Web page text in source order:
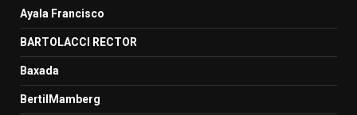
Ayala Francisco
BARTOLACCI RECTOR
Baxada
BertilMamberg